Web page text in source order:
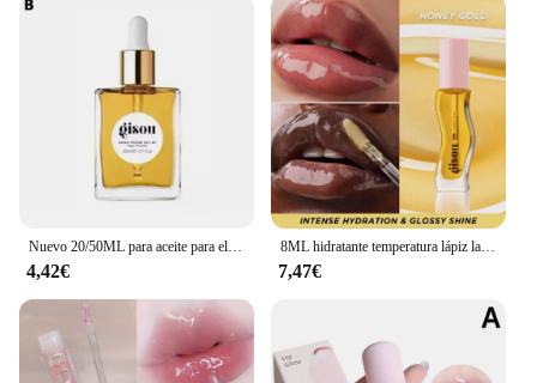
Nuevo 20/50ML para aceite para el cabello con infusión de miel Gisou enriquecido con miel Mirsalehi para nutrición profunda cuidado del cabello flexibilidad larga duración
4,42€
8ML hidratante temperatura lápiz labial líquido Color miel aceite de labios hidratante de larga duración labios nutritivos maquillaje cuidado
7,47€